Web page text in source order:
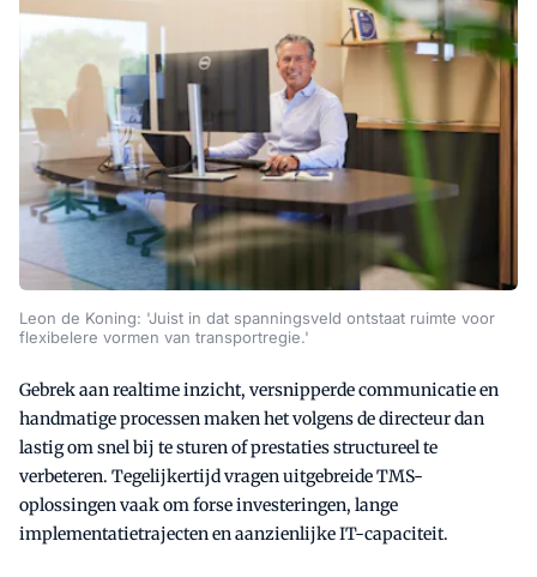
Leon de Koning: 'Juist in dat spanningsveld ontstaat ruimte voor
flexibelere vormen van transportregie.'
Gebrek aan realtime inzicht, versnipperde communicatie en
handmatige processen maken het volgens de directeur dan
lastig om snel bij te sturen of prestaties structureel te
verbeteren. Tegelijkertijd vragen uitgebreide TMS-
oplossingen vaak om forse investeringen, lange
implementatietrajecten en aanzienlijke IT-capaciteit.